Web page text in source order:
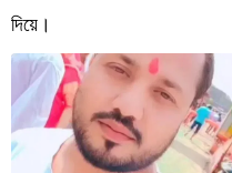
খেল
জীৱনশৈলী
বিশ্ব
দিয়ে।